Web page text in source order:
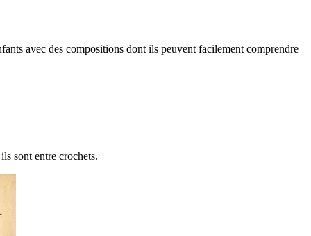
avec des compositions dont ils peuvent facilement comprendre
sont entre crochets.